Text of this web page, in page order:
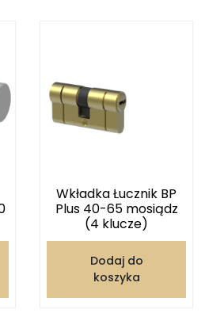
Wkładka Łucznik BP
Plus 40-65 mosiądz
(4 klucze)
Dodaj do
koszyka